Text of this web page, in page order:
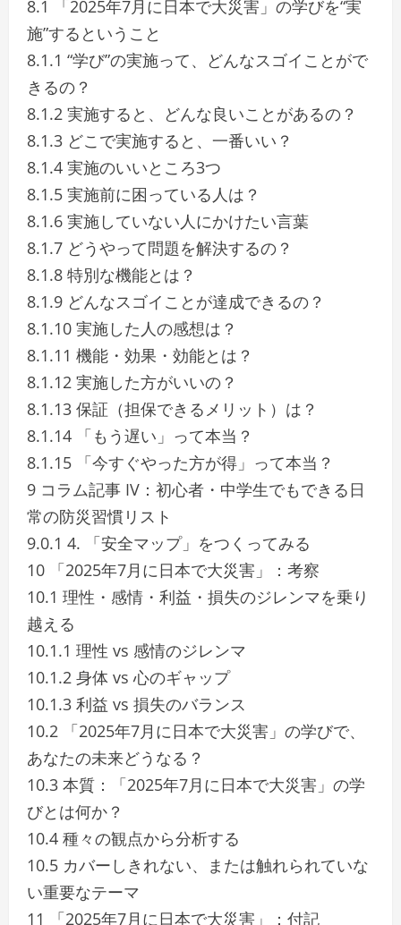
8.1 「2025年7月に日本で大災害」の学びを“実
施”するということ
8.1.1 “学び”の実施って、どんなスゴイことがで
きるの？
8.1.2 実施すると、どんな良いことがあるの？
8.1.3 どこで実施すると、一番いい？
8.1.4 実施のいいところ3つ
8.1.5 実施前に困っている人は？
8.1.6 実施していない人にかけたい言葉
8.1.7 どうやって問題を解決するの？
8.1.8 特別な機能とは？
8.1.9 どんなスゴイことが達成できるの？
8.1.10 実施した人の感想は？
8.1.11 機能・効果・効能とは？
8.1.12 実施した方がいいの？
8.1.13 保証（担保できるメリット）は？
8.1.14 「もう遅い」って本当？
8.1.15 「今すぐやった方が得」って本当？
9 コラム記事 IV：初心者・中学生でもできる日
常の防災習慣リスト
9.0.1 4. 「安全マップ」をつくってみる
10 「2025年7月に日本で大災害」：考察
10.1 理性・感情・利益・損失のジレンマを乗り
越える
10.1.1 理性 vs 感情のジレンマ
10.1.2 身体 vs 心のギャップ
10.1.3 利益 vs 損失のバランス
10.2 「2025年7月に日本で大災害」の学びで、
あなたの未来どうなる？
10.3 本質：「2025年7月に日本で大災害」の学
びとは何か？
10.4 種々の観点から分析する
10.5 カバーしきれない、または触れられていな
い重要なテーマ
11 「2025年7月に日本で大災害」：付記